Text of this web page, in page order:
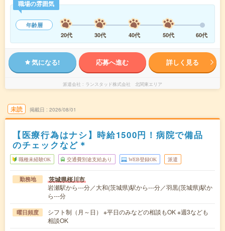
職場の雰囲気
年齢層
20代
30代 40代 50代 60代
気になる! 応募へ進む 詳しく見る
派遣会社 ランスタッド株式会社 北関東エリア
未読 掲載日 2026/08/01
【医療行為はナシ】時給1500円！病院で備品
のチェックなど＊
職種未経験OK 交通費別途支給あり WEB登録OK 派遣
勤務地 茨城県桜川市
岩瀬駅から---分／大和(茨城県)駅から---分／羽黒(茨城県)駅か
ら---分
曜日頻度
シフト制（月～日） ※平日のみなどの相談もOK ※週3なども
相談OK